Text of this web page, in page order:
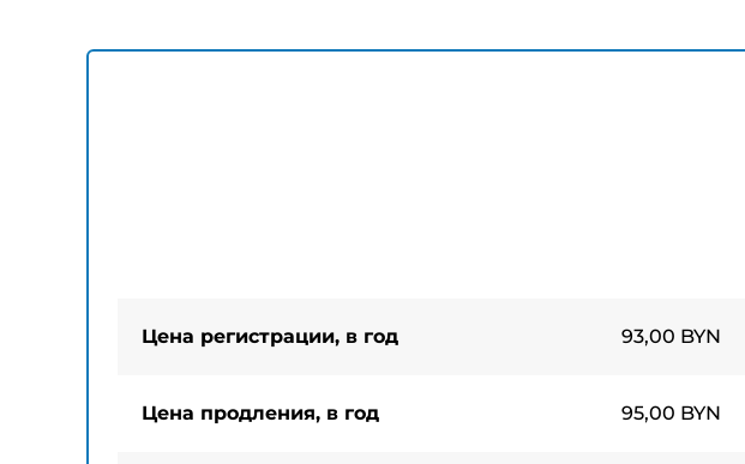
Цена регистрации, в год 93,00 BYN
Цена продления, в год 95,00 BYN